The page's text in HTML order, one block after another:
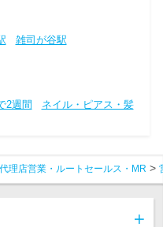
雑司が谷駅
2週間
ネイル・ピアス・髪
理店営業・ルートセールス・MR